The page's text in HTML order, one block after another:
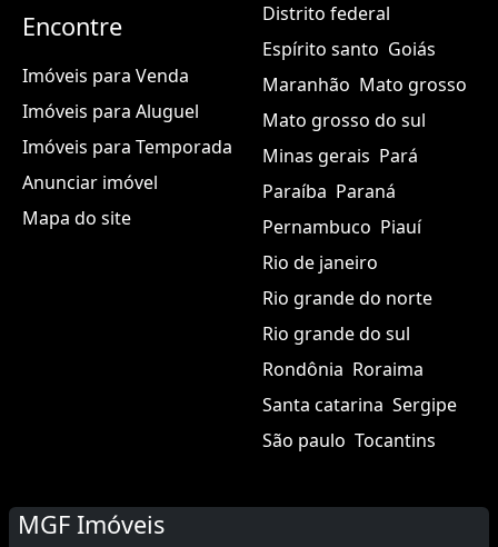
Encontre
Imóveis para Venda
Imóveis para Aluguel
Imóveis para Temporada
Anunciar imóvel
Mapa do site
Distrito federal
Espírito santo Goiás
Maranhão Mato grosso
Mato grosso do sul
Minas gerais Pará
Paraíba Paraná
Pernambuco Piauí
Rio de janeiro
Rio grande do norte
Rio grande do sul
Rondônia Roraima
Santa catarina Sergipe
São paulo Tocantins
MGF Imóveis